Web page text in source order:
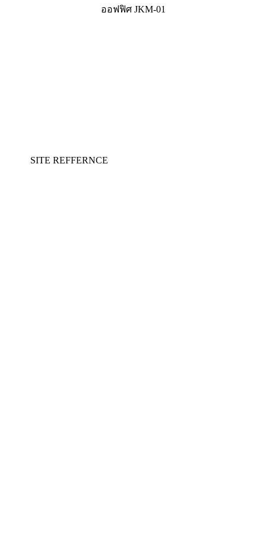
ออฟฟิศ JKM-01
SITE REFFERNCE